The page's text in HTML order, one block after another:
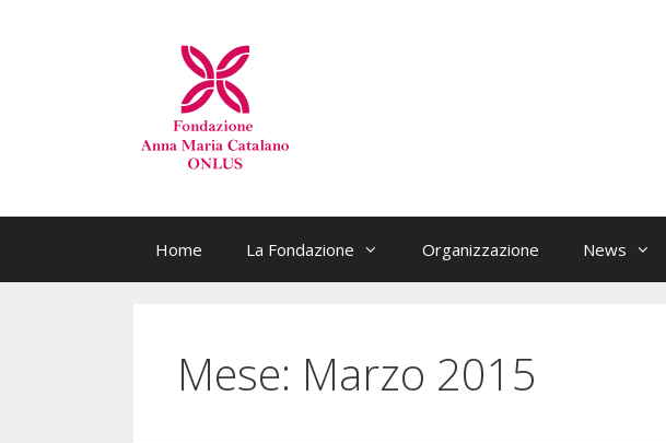
Home La Fondazione Organizzazione News
Mese: Marzo 2015